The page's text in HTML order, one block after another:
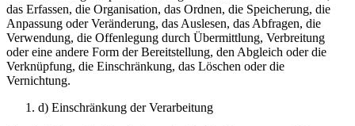
das Erfassen, die Organisation, das Ordnen, die Speicherung, die
Anpassung oder Veränderung, das Auslesen, das Abfragen, die
Verwendung, die Offenlegung durch Übermittlung, Verbreitung
oder eine andere Form der Bereitstellung, den Abgleich oder die
Verknüpfung, die Einschränkung, das Löschen oder die
Vernichtung.
d) Einschränkung der Verarbeitung